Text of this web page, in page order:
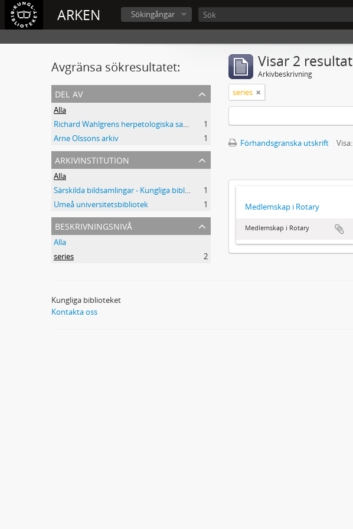
ARKEN Sökingångar
Avgränsa sökresultatet:
del av
Alla
Richard Wahlgrens herpetologiska samling
1
Arne Olssons arkiv
1
arkivinstitution
Alla
Särskilda bildsamlingar - Kungliga biblioteket
1
Umeå universitetsbibliotek
1
beskrivningsnivå
Alla
series
2
Visar 2 resultat
Arkivbeskrivning
series
Förhandsgranska utskrift
Visa:
Medlemskap i Rotary
Medlemskap i Rotary
Kungliga biblioteket
Kontakta oss